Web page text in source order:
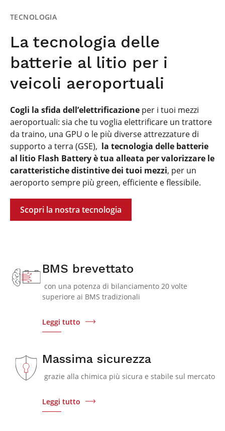
TECNOLOGIA
La tecnologia delle
batterie al litio per i
veicoli aeroportuali
Cogli la sfida dell’elettrificazione per i tuoi mezzi
aeroportuali: sia che tu voglia elettrificare un trattore
da traino, una GPU o le più diverse attrezzature di
supporto a terra (GSE), la tecnologia delle batterie
al litio Flash Battery è tua alleata per valorizzare le
caratteristiche distintive dei tuoi mezzi, per un
aeroporto sempre più green, efficiente e flessibile.
Scopri la nostra tecnologia
BMS brevettato
con una potenza di bilanciamento 20 volte
superiore ai BMS tradizionali
Leggi tutto
Massima sicurezza
grazie alla chimica più sicura e stabile sul mercato
Leggi tutto